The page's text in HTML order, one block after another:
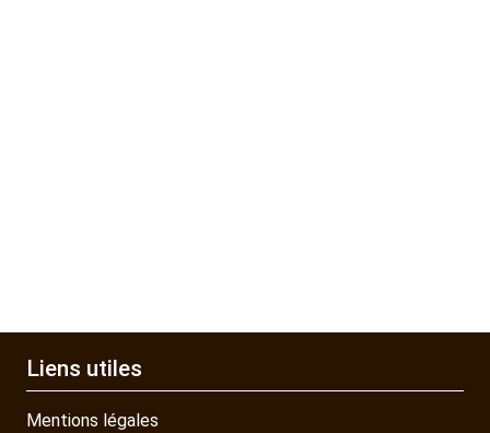
Liens utiles
Mentions légales